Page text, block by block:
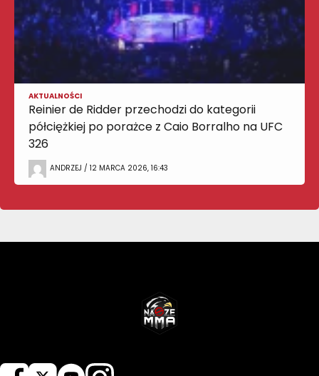
AKTUALNOŚCI
Reinier de Ridder przechodzi do kategorii
półciężkiej po porażce z Caio Borralho na UFC
326
ANDRZEJ / 12 MARCA 2026, 16:43